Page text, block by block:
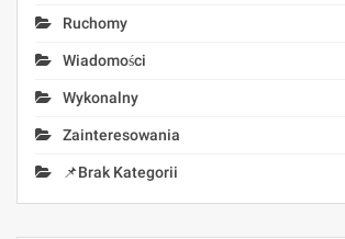
Ruchomy
Wiadomości
Wykonalny
Zainteresowania
📌Brak Kategorii